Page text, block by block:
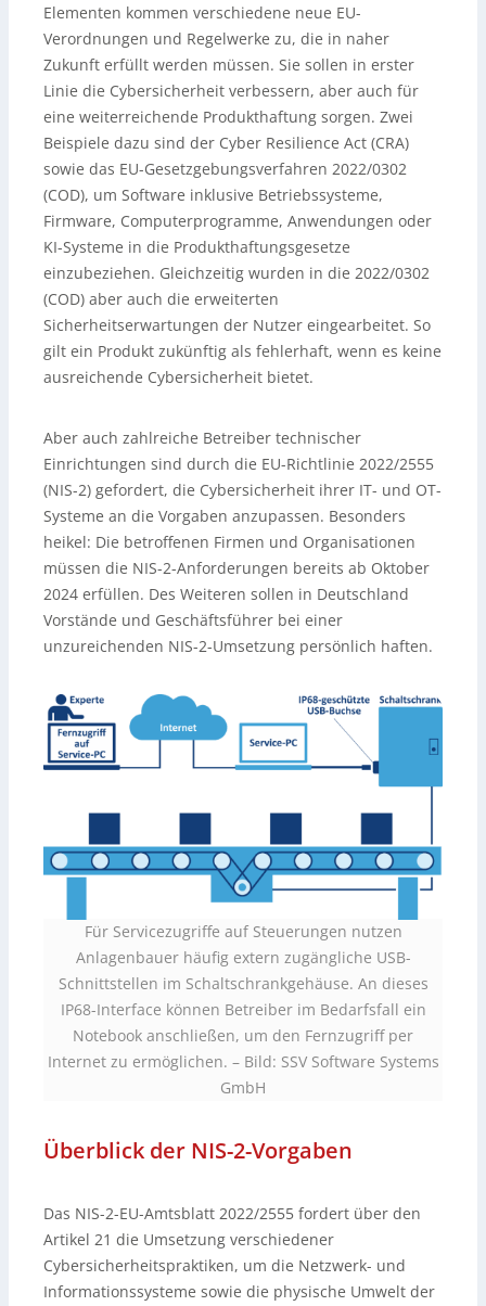
Elementen kommen verschiedene neue EU-
Verordnungen und Regelwerke zu, die in naher
Zukunft erfüllt werden müssen. Sie sollen in erster
Linie die Cybersicherheit verbessern, aber auch für
eine weiterreichende Produkthaftung sorgen. Zwei
Beispiele dazu sind der Cyber Resilience Act (CRA)
sowie das EU-Gesetzgebungsverfahren 2022/0302
(COD), um Software inklusive Betriebssysteme,
Firmware, Computerprogramme, Anwendungen oder
KI-Systeme in die Produkthaftungsgesetze
einzubeziehen. Gleichzeitig wurden in die 2022/0302
(COD) aber auch die erweiterten
Sicherheitserwartungen der Nutzer eingearbeitet. So
gilt ein Produkt zukünftig als fehlerhaft, wenn es keine
ausreichende Cybersicherheit bietet.
Aber auch zahlreiche Betreiber technischer
Einrichtungen sind durch die EU-Richtlinie 2022/2555
(NIS-2) gefordert, die Cybersicherheit ihrer IT- und OT-
Systeme an die Vorgaben anzupassen. Besonders
heikel: Die betroffenen Firmen und Organisationen
müssen die NIS-2-Anforderungen bereits ab Oktober
2024 erfüllen. Des Weiteren sollen in Deutschland
Vorstände und Geschäftsführer bei einer
unzureichenden NIS-2-Umsetzung persönlich haften.
Für Servicezugriffe auf Steuerungen nutzen
Anlagenbauer häufig extern zugängliche USB-
Schnittstellen im Schaltschrankgehäuse. An dieses
IP68-Interface können Betreiber im Bedarfsfall ein
Notebook anschließen, um den Fernzugriff per
Internet zu ermöglichen. – Bild: SSV Software Systems
GmbH
Überblick der NIS-2-Vorgaben
Das NIS-2-EU-Amtsblatt 2022/2555 fordert über den
Artikel 21 die Umsetzung verschiedener
Cybersicherheitspraktiken, um die Netzwerk- und
Informationssysteme sowie die physische Umwelt der